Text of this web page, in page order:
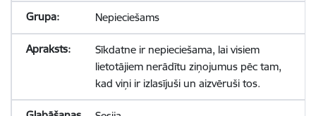
Nepieciešams
Sīkdatne ir nepieciešama, lai visiem
lietotājiem nerādītu ziņojumus pēc tam,
kad viņi ir izlasījuši un aizvēruši tos.